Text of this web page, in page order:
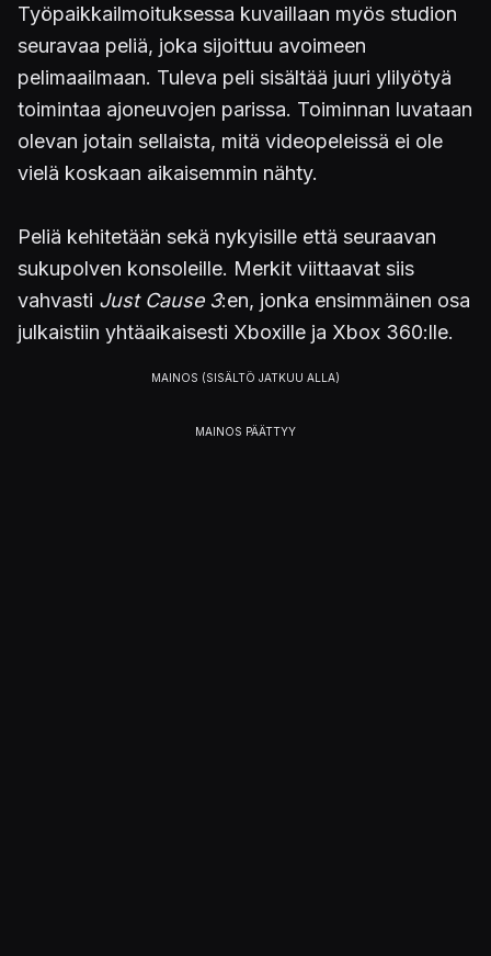
Työpaikkailmoituksessa kuvaillaan myös studion
seuravaa peliä, joka sijoittuu avoimeen
pelimaailmaan. Tuleva peli sisältää juuri ylilyötyä
toimintaa ajoneuvojen parissa. Toiminnan luvataan
olevan jotain sellaista, mitä videopeleissä ei ole
vielä koskaan aikaisemmin nähty.
Peliä kehitetään sekä nykyisille että seuraavan
sukupolven konsoleille. Merkit viittaavat siis
vahvasti Just Cause 3:en, jonka ensimmäinen osa
julkaistiin yhtäaikaisesti Xboxille ja Xbox 360:lle.